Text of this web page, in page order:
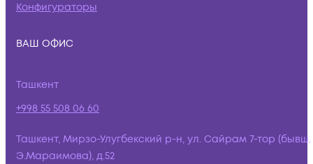
Конфигураторы
ВАШ ОФИС
Ташкент
+998 55 508 06 60
Ташкент, Мирзо-Улугбекский р-н, ул. Сайрам 7-тор (бывш.
Э.Мараимова), д.52